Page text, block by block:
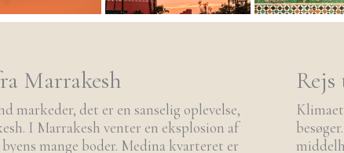
Marrakesh
markeder, det er en sanselig oplevelse,
I Marrakesh venter en eksplosion af
mange boder. Medina kvarteret er